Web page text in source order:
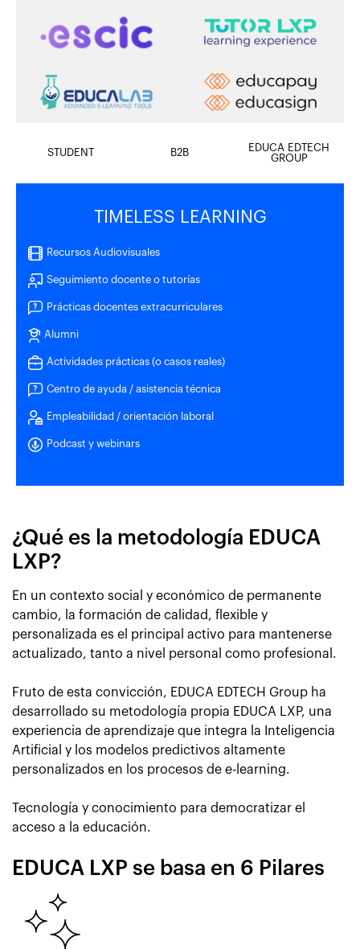
STUDENT B2B
EDUCA EDTECH
GROUP
TIMELESS LEARNING
Recursos Audiovisuales
Seguimiento docente o tutorías
Prácticas docentes extracurriculares
Alumni
Actividades prácticas (o casos reales)
Centro de ayuda / asistencia técnica
Empleabilidad / orientación laboral
Podcast y webinars
¿Qué es la metodología EDUCA
LXP?
En un contexto social y económico de permanente
cambio, la formación de calidad, flexible y
personalizada es el principal activo para mantenerse
actualizado, tanto a nivel personal como profesional.
Fruto de esta convicción, EDUCA EDTECH Group ha
desarrollado su metodología propia EDUCA LXP, una
experiencia de aprendizaje que integra la Inteligencia
Artificial y los modelos predictivos altamente
personalizados en los procesos de e-learning.
Tecnología y conocimiento para democratizar el
acceso a la educación.
EDUCA LXP se basa en 6 Pilares